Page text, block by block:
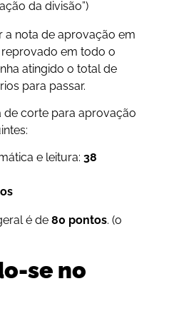
da divisão”)
a nota de aprovação em
em todo o
atingido o total de
para passar.
de corte para aprovação
e leitura: 38
é de80 pontos. (o
se no